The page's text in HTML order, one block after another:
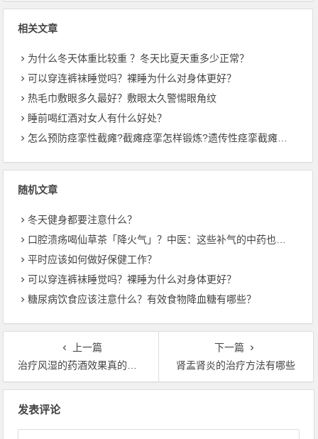
相关文章
为什么冬天体重比较重 ？冬天比夏天重多少正常？
可以穿连裤袜睡觉吗？裸睡为什么对身体更好？
热毛巾敷眼多久最好？敷眼太久警惕眼角纹
睡前喝红酒对女人有什么好处？
怎么预防痉挛性截瘫?截瘫痉挛怎样锻炼?遗传性痉挛截瘫会加重吗?
随机文章
冬天健身都要注意什么？
口腔溃疡喝仙草茶「降火气」？中医：这些补气的中药也不能少
平时应该如何做好保健工作？
可以穿连裤袜睡觉吗？裸睡为什么对身体更好？
糖尿病饮食应该注意什么？有效食物降血糖有哪些？
上一篇
治疗风湿的药酒效果真的好吗？
下一篇
肾盂肾炎的治疗方法有哪些
发表评论